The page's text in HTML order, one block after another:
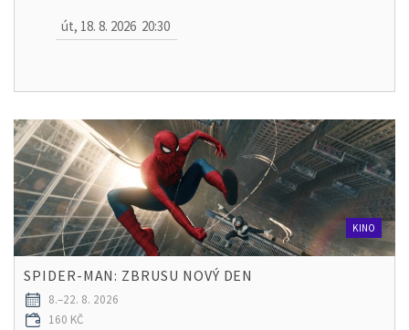
út, 18. 8. 2026 20:30
KINO
SPIDER-MAN: ZBRUSU NOVÝ DEN
8.–22. 8. 2026
160 KČ